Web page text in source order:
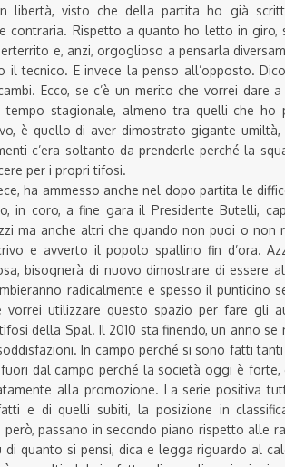
libertà, visto che della partita ho già
contraria. Rispetto a quanto ho letto in giro,
e, anzi, orgoglioso a pensarla
tecnico. E invece la penso all’opposto.
Ecco, se c’è un merito che vorrei dare
stagionale, almeno tra quelli che ho
è quello di aver dimostrato gigante
c’era soltanto da prenderle perché la
per i propri tifosi.
ha ammesso anche nel dopo partita le
in coro, a fine gara il Presidente Butelli,
ma anche altri che quando non puoi o non
e avverto il popolo spallino fin d’ora.
bisognerà di nuovo dimostrare di essere
radicalmente e spesso il punticino
vorrei utilizzare questo spazio per fare gli
della Spal. Il 2010 sta finendo, un anno se
In campo perché si sono fatti
dal campo perché la società oggi è forte,
alla promozione. La serie positiva
e di quelli subiti, la posizione in
passano in secondo piano rispetto alle
quanto si pensi, dica e legga riguardo al